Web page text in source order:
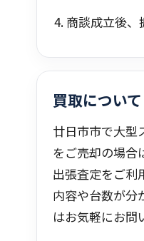
商談成立後、
買取について
廿日市市で大型
をご売却の場合
出張査定をご利
内容や台数が分
はお気軽にお問